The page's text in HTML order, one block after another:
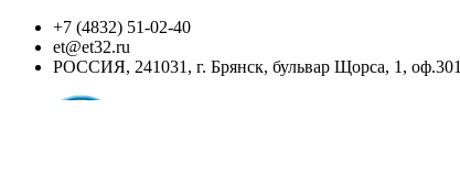
+7 (4832) 51-02-40
et@et32.ru
РОССИЯ, 241031, г. Брянск, бульвар Щорса, 1, оф.301